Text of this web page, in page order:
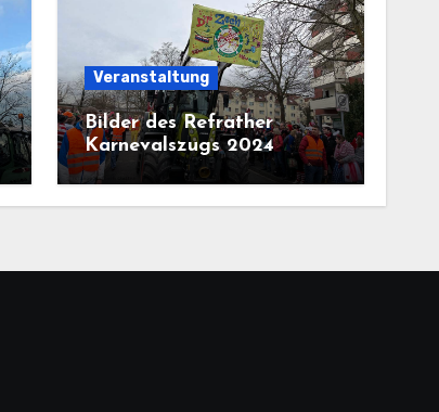
Veranstaltung
Bilder des Refrather
Karnevalszugs 2024